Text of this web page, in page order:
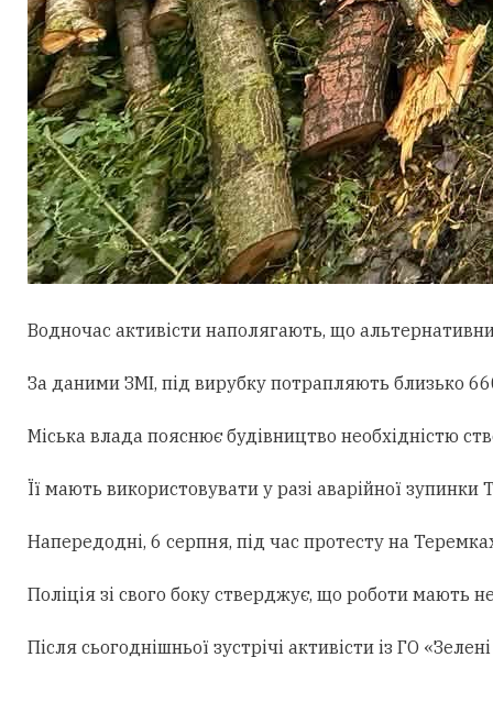
Водночас активісти наполягають, що
За даними ЗМІ, під вирубку потрапляють близько
Міська влада пояснює будівництво необхідністю
Її мають використовувати у разі аварійної
Напередодні, 6 серпня, під час протесту на
Поліція зі свого боку стверджує, що роботи мають
Після сьогоднішньої зустрічі активісти із ГО